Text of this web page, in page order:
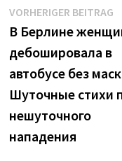
Beitrags-
Navigation
VORHERIGER BEITRAG
В Берлине
дебошировала в
автобусе без
Шуточные стихи
нешуточного
нападения